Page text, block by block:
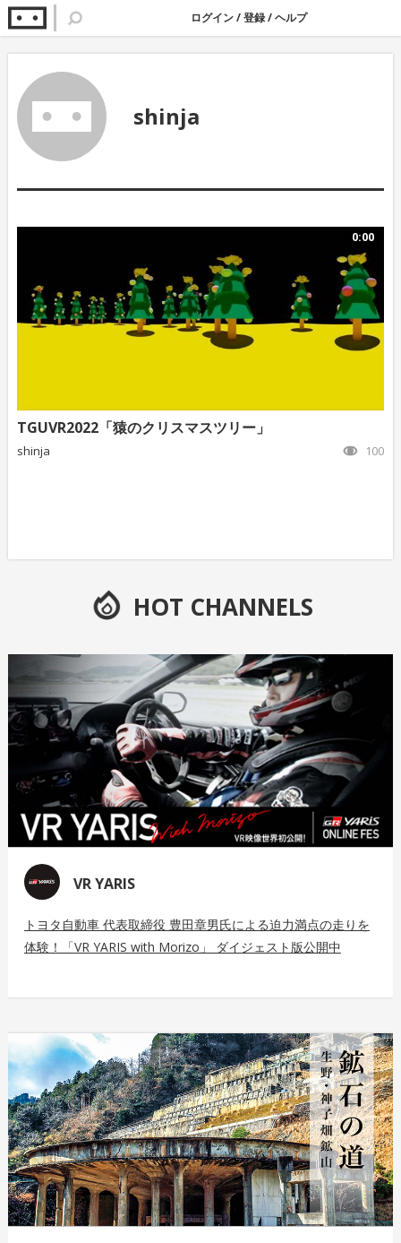
ログイン/登録/ヘルプ
shinja
0:00
TGUVR2022「猿のクリスマスツリー」
shinja 100
HOT CHANNELS
VR YARIS
トヨタ自動車 代表取締役 豊田章男氏による迫力満点の走りを
体験！「VR YARIS with Morizo」 ダイジェスト版公開中